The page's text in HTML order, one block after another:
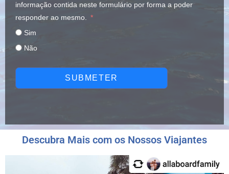
informação contida neste formulário por forma a poder
responder ao mesmo.
Sim
Não
SUBMETER
Descubra Mais com os Nossos Viajantes